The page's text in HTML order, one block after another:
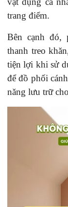
trang điểm.
Bên cạnh đó,
thanh treo
tiện lợi khi sử
để đồ phối
năng lưu trữ